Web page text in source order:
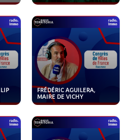
FRÉDÉRIC AGUILERA,
MAIRE DE VICHY